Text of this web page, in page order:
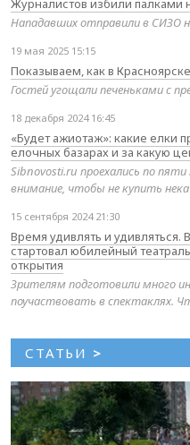
Журналистов избили палками
Нападавших отправили в СИЗО
19 мая 2025 15:15
Показываем, как в
Гостей угощали печеньками с
18 декабря 2024 16:45
«Будет ажиотаж»: какие елки
елочных базарах и за какую
Sibnovosti.ru проехались по
внимание, чтобы не купить
15 сентября 2024 21:30
Время удивлять и удивляться.
стартовал юбилейный
открытия
Зрителям подготовили много
поучаствовать в спектаклях.
СТАТЬИ >